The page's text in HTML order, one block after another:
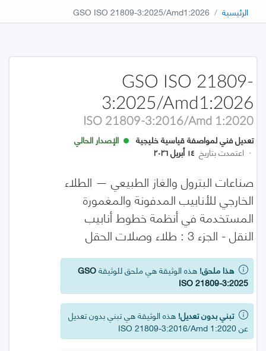
الرئيسية GSO ISO 21809-3:2025/Amd1:2026
GSO ISO 21809-
3:2025/Amd1:2026
ISO 21809-3:2016/Amd 1:2020
تعديل فني لمواصفة قياسية خليجية
الإصدار الحالي
· اعتمدت بتاريخ ١٤ أبريل ٢٠٢٦
صناعات البترول والغاز الطبيعي — الطلاء
الخارجي للأنابيب المدفونة والمغمورة
المستخدمة في أنظمة خطوط أنابيب
النقل - الجزء 3 : طلاء وصلات الحقل
هذا ملحق! هذه الوثيقة هي ملحق للوثيقةGSO
ISO 21809-3:2025
تبني بدون تعديل! هذه الوثيقة هي تبني بدون تعديل
عن ISO 21809-3:2016/Amd 1:2020